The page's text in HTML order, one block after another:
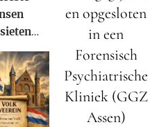
– en het
weten.
en opgesloten
in een
Forensisch
Psychiatrische
Kliniek (GGZ
Assen)